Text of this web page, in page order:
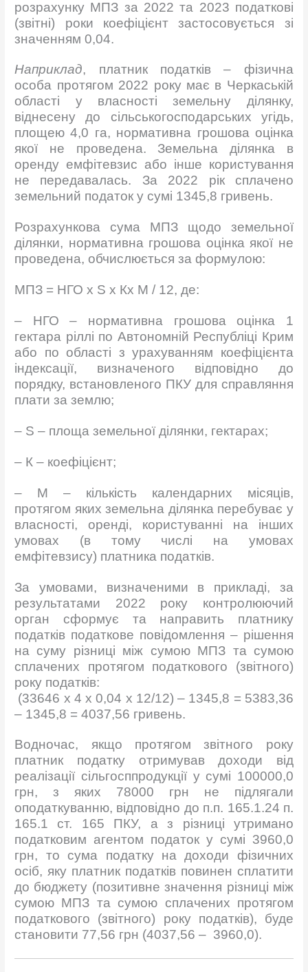
розрахунку МПЗ за 2022 та 2023 податкові
(звітні) роки коефіцієнт застосовується зі
значенням 0,04.
Наприклад, платник податків – фізична
особа протягом 2022 року має в Черкаській
області у власності земельну ділянку,
віднесену до сільськогосподарських угідь,
площею 4,0 га, нормативна грошова оцінка
якої не проведена. Земельна ділянка в
оренду емфітевзис або інше користування
не передавалась. За 2022 рік сплачено
земельний податок у сумі 1345,8 гривень.
Розрахункова сума МПЗ щодо земельної
ділянки, нормативна грошова оцінка якої не
проведена, обчислюється за формулою:
МПЗ = НГО х S х Кх М / 12, де:
– НГО – нормативна грошова оцінка 1
гектара ріллі по Автономній Республіці Крим
або по області з урахуванням коефіцієнта
індексації, визначеного відповідно до
порядку, встановленого ПКУ для справляння
плати за землю;
– S – площа земельної ділянки, гектарах;
– К – коефіцієнт;
– М – кількість календарних місяців,
протягом яких земельна ділянка перебуває у
власності, оренді, користуванні на інших
умовах (в тому числі на умовах
емфітевзису) платника податків.
За умовами, визначеними в прикладі, за
результатами 2022 року контролюючий
орган сформує та направить платнику
податків податкове повідомлення – рішення
на суму різниці між сумою МПЗ та сумою
сплачених протягом податкового (звітного)
року податків:
(33646 х 4 х 0,04 х 12/12) – 1345,8 = 5383,36
– 1345,8 = 4037,56 гривень.
Водночас, якщо протягом звітного року
платник податку отримував доходи від
реалізації сільгосппродукції у сумі 100000,0
грн, з яких 78000 грн не підлягали
оподаткуванню, відповідно до п.п. 165.1.24 п.
165.1 ст. 165 ПКУ, а з різниці утримано
податковим агентом податок у сумі 3960,0
грн, то сума податку на доходи фізичних
осіб, яку платник податків повинен сплатити
до бюджету (позитивне значення різниці між
сумою МПЗ та сумою сплачених протягом
податкового (звітного) року податків), буде
становити 77,56 грн (4037,56 – 3960,0).